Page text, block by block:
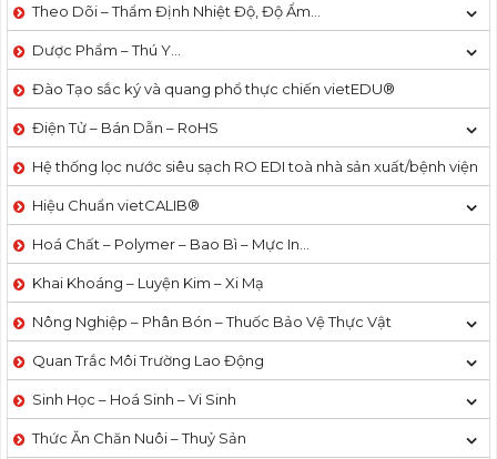
Theo Dõi – Thẩm Định Nhiệt Độ, Độ Ẩm…
Dược Phẩm – Thú Y…
Đào Tạo sắc ký và quang phổ thực chiến vietEDU®
Điện Tử – Bán Dẫn – RoHS
Hệ thống lọc nước siêu sạch RO EDI​​ toà nhà sản xuất/bệnh viện
Hiệu Chuẩn vietCALIB®
Hoá Chất – Polymer – Bao Bì – Mực In…
Khai Khoáng – Luyện Kim – Xi Mạ
Nông Nghiệp – Phân Bón – Thuốc Bảo Vệ Thực Vật
Quan Trắc Môi Trường Lao Động
Sinh Học – Hoá Sinh – Vi Sinh
Thức Ăn Chăn Nuôi – Thuỷ Sản